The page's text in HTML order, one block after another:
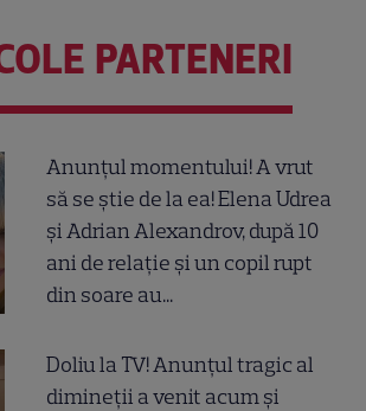
PARTENERI
Anunțul momentului! A vrut
să se știe de la ea! Elena Udrea
și Adrian Alexandrov, după 10
ani de relație și un copil rupt
din soare au...
Doliu la TV! Anunțul tragic al
dimineții a venit acum și